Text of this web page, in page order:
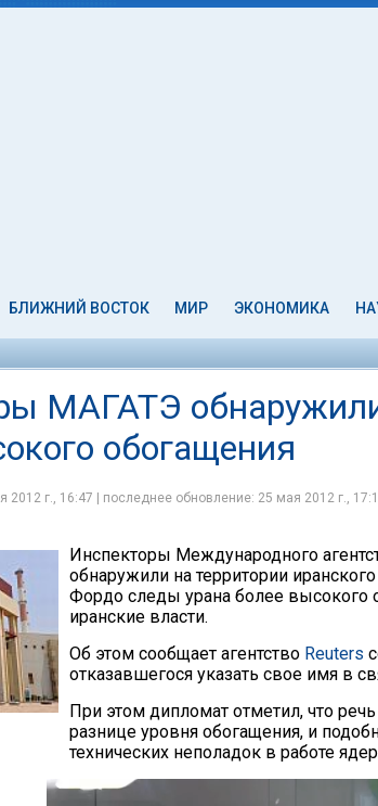
БЛИЖНИЙ ВОСТОК МИР ЭКОНОМИКА
МАГАТЭ
обогащения
2012 г., 16:47 | последнее обновление: 25 мая 2012 г.,
Инспекторы Международного
обнаружили на территории
Фордо следы урана более высокого
иранские власти.
Об этом сообщает агентство Reuters
отказавшегося указать свое имя в
При этом дипломат отметил, что
разнице уровня обогащения, и
технических неполадок в работе